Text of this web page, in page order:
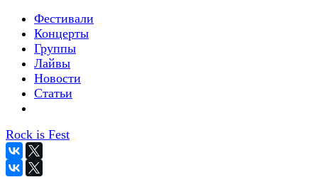
Фестивали
Концерты
Группы
Лайвы
Новости
Статьи
Rock is Fest